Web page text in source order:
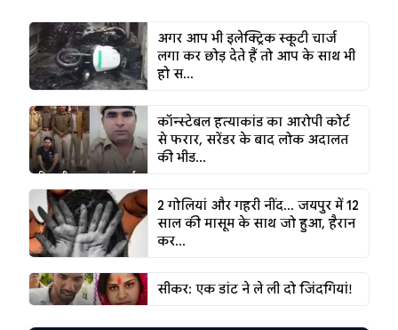
अगर आप भी इलेक्ट्रिक स्कूटी चार्ज
लगा कर छोड़ देते हैं तो आप के साथ भी
हो स...
कॉन्स्टेबल हत्याकांड का आरोपी कोर्ट
से फरार, सरेंडर के बाद लोक अदालत
की भीड...
2 गोलियां और गहरी नींद... जयपुर में 12
साल की मासूम के साथ जो हुआ, हैरान
कर...
सीकर: एक डांट ने ले ली दो जिंदगियां!